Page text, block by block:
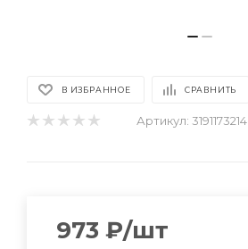
В ИЗБРАННОЕ СРАВНИТЬ
Артикул: 3191173214
973 ₽/шт